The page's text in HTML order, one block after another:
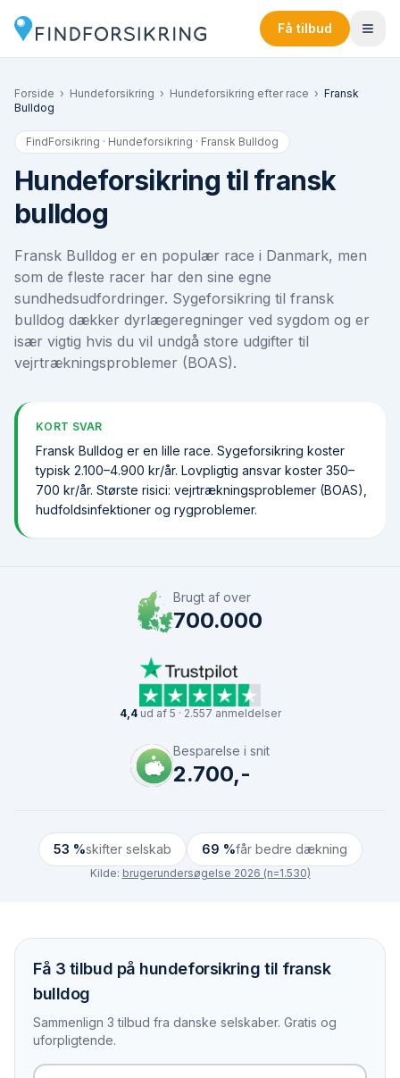
Få tilbud
Forside › Hundeforsikring › Hundeforsikring efter race › Fransk
Bulldog
FindForsikring · Hundeforsikring · Fransk Bulldog
Hundeforsikring til fransk
bulldog
Fransk Bulldog er en populær race i Danmark, men
som de fleste racer har den sine egne
sundhedsudfordringer. Syge­forsikring til fransk
bulldog dækker dyrlægeregninger ved sygdom og er
især vigtig hvis du vil undgå store udgifter til
vejrtrækningsproblemer (BOAS).
KORT SVAR
Fransk Bulldog er en lille race. Syge­forsikring koster
typisk 2.100–4.900 kr/år. Lovpligtig ansvar koster 350–
700 kr/år. Største risici: vejrtrækningsproblemer (BOAS),
hudfoldsinfektioner og rygproblemer.
Brugt af over
700.000
4,4ud af 5 · 2.557 anmeldelser
Besparelse i snit
2.700,-
53 %skifter selskab 69 %får bedre dækning
Kilde: brugerundersøgelse 2026 (n=1.530)
Få 3 tilbud på hundeforsikring til fransk
bulldog
Sammenlign 3 tilbud fra danske selskaber. Gratis og
uforpligtende.